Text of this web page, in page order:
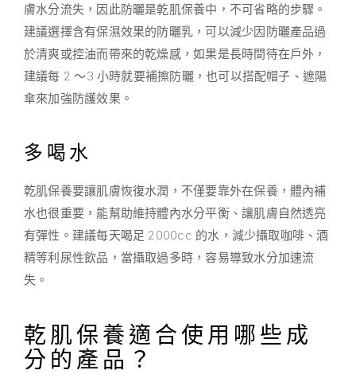
膚水分流失，因此防曬是乾肌保養中，不可省略的步驟。
建議選擇含有保濕效果的防曬乳，可以減少因防曬產品過
於清爽或控油而帶來的乾燥感，如果是長時間待在戶外，
建議每 2 ～3 小時就要補擦防曬，也可以搭配帽子、遮陽
傘來加強防護效果。
多喝水
乾肌保養要讓肌膚恢復水潤，不僅要靠外在保養，體內補
水也很重要，能幫助維持體內水分平衡、讓肌膚自然透亮
有彈性。建議每天喝足 2000cc 的水，減少攝取咖啡、酒
精等利尿性飲品，當攝取過多時，容易導致水分加速流
失。
乾肌保養適合使用哪些成
分的產品？